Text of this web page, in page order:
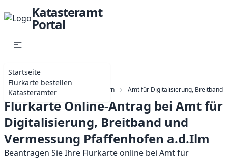
Katasteramt
Portal
Startseite
Flurkarte bestellen
Katasterämter
Startseite Katasterämter in Bayern Amt für Digitalisierung, Breitband
Flurkarte Online-Antrag bei Amt für
Digitalisierung, Breitband und
Vermessung Pfaffenhofen a.d.Ilm
Beantragen Sie Ihre Flurkarte online bei Amt für